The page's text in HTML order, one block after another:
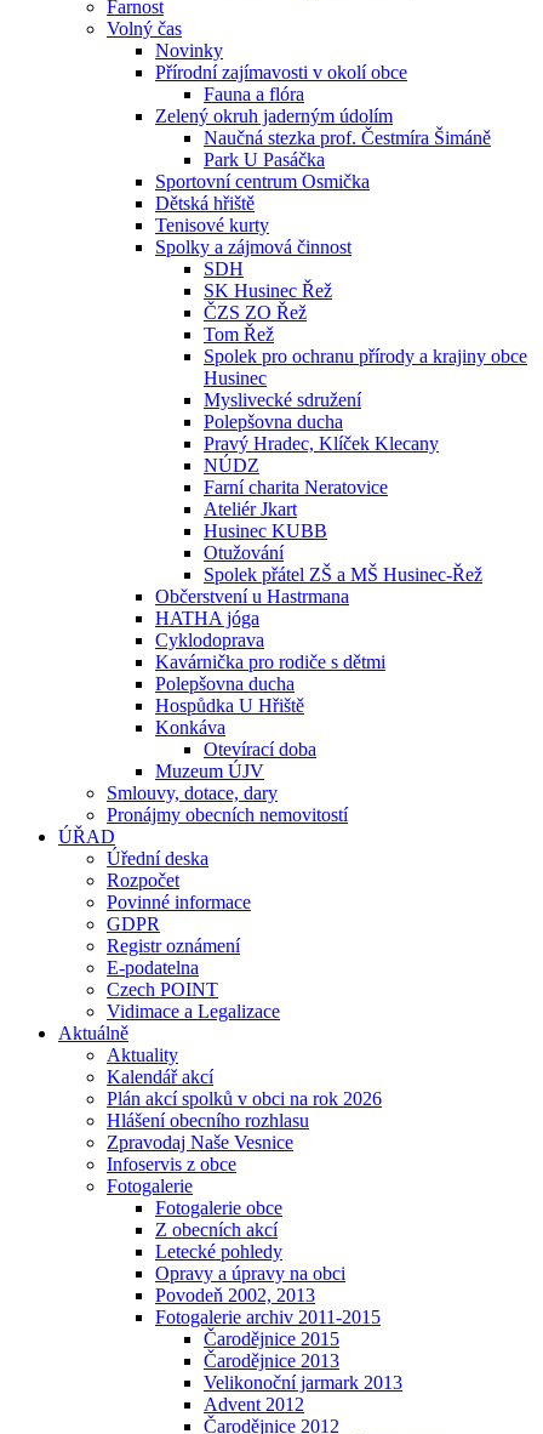
Farnost
Volný čas
Novinky
Přírodní zajímavosti v okolí obce
Fauna a flóra
Zelený okruh jaderným údolím
Naučná stezka prof. Čestmíra Šimáně
Park U Pasáčka
Sportovní centrum Osmička
Dětská hřiště
Tenisové kurty
Spolky a zájmová činnost
SDH
SK Husinec Řež
ČZS ZO Řež
Tom Řež
Spolek pro ochranu přírody a krajiny obce
Husinec
Myslivecké sdružení
Polepšovna ducha
Pravý Hradec, Klíček Klecany
NÚDZ
Farní charita Neratovice
Ateliér Jkart
Husinec KUBB
Otužování
Spolek přátel ZŠ a MŠ Husinec-Řež
Občerstvení u Hastrmana
HATHA jóga
Cyklodoprava
Kavárnička pro rodiče s dětmi
Polepšovna ducha
Hospůdka U Hřiště
Konkáva
Otevírací doba
Muzeum ÚJV
Smlouvy, dotace, dary
Pronájmy obecních nemovitostí
ÚŘAD
Úřední deska
Rozpočet
Povinné informace
GDPR
Registr oznámení
E-podatelna
Czech POINT
Vidimace a Legalizace
Aktuálně
Aktuality
Kalendář akcí
Plán akcí spolků v obci na rok 2026
Hlášení obecního rozhlasu
Zpravodaj Naše Vesnice
Infoservis z obce
Fotogalerie
Fotogalerie obce
Z obecních akcí
Letecké pohledy
Opravy a úpravy na obci
Povodeň 2002, 2013
Fotogalerie archiv 2011-2015
Čarodějnice 2015
Čarodějnice 2013
Velikonoční jarmark 2013
Advent 2012
Čarodějnice 2012